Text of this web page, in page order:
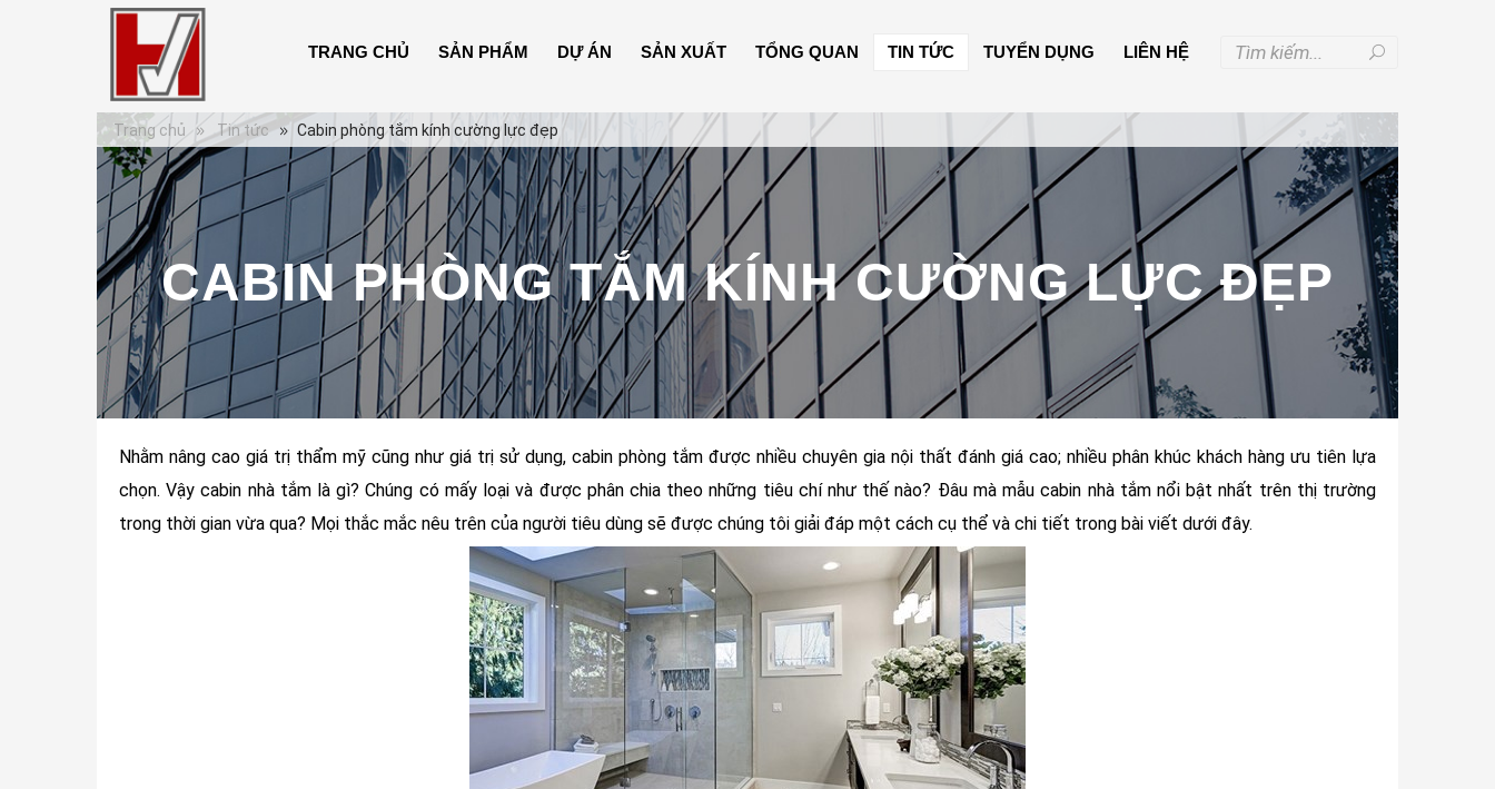
TRANG CHỦ SẢN PHẨM DỰ ÁN SẢN XUẤT TỔNG QUAN TIN TỨC TUYỂN DỤNG LIÊN HỆ
CABIN PHÒNG TẮM KÍNH CƯỜNG LỰC ĐẸP
Trang chủ Tin tức Cabin phòng tắm kính cường lực đẹp
Nhằm nâng cao giá trị thẩm mỹ cũng như giá trị sử dụng, cabin phòng tắm được nhiều chuyên gia nội thất đánh giá cao; nhiều phân khúc khách hàng ưu tiên lựa
chọn. Vậy cabin nhà tắm là gì? Chúng có mấy loại và được phân chia theo những tiêu chí như thế nào? Đâu mà mẫu cabin nhà tắm nổi bật nhất trên thị trường
trong thời gian vừa qua? Mọi thắc mắc nêu trên của người tiêu dùng sẽ được chúng tôi giải đáp một cách cụ thể và chi tiết trong bài viết dưới đây.